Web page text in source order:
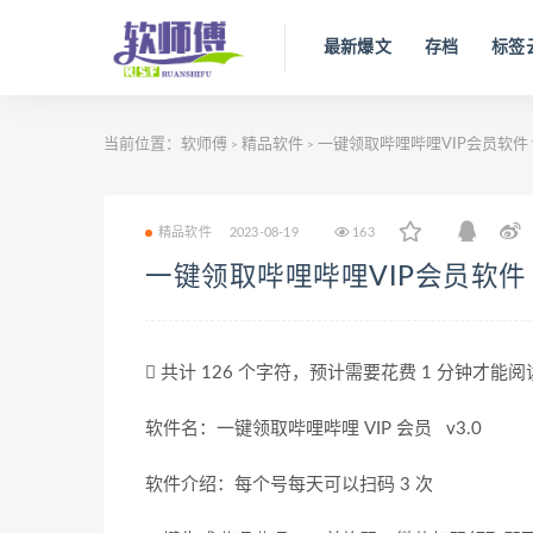
最新爆文 存档 标签
当前位置： 软师傅 > 精品软件 > 一键领取哔哩哔哩VIP会员软件
精品软件 2023-08-19 163
一键领取哔哩哔哩VIP会员软件
共计 126 个字符，预计需要花费 1 分钟才能阅
软件名：一键领取哔哩哔哩 VIP 会员 v3.0
软件介绍：每个号每天可以扫码 3 次